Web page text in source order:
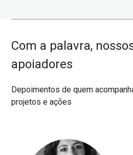
Com a palavra,
apoiadores
Depoimentos de quem
projetos e ações